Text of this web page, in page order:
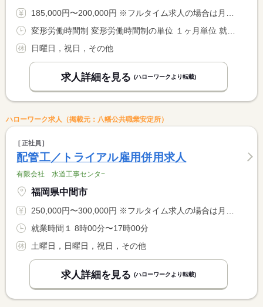
185,000円〜200,000円 ※フルタイム求人の場合は月額（換算額）、パート求人の場合は時間額を表示しています。
日曜日，祝日，その他
求人詳細を見る (ハローワークより転載)
ハローワーク求人（掲載元：八幡公共職業安定所）
正社員
配管工／トライアル雇用併用求人
有限会社 水道工事センタ−
福岡県中間市
250,000円〜300,000円 ※フルタイム求人の場合は月額（換算額）、パート求人の場合は時間額を表示しています。
就業時間１ 8時00分〜17時00分
土曜日，日曜日，祝日，その他
求人詳細を見る (ハローワークより転載)